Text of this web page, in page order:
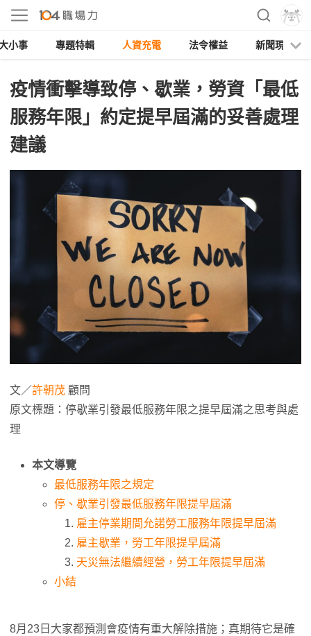
小事 專題特輯 人資充電 法令權益 新聞現場
疫情衝擊導致停、歇業，勞資「最低
服務年限」約定提早屆滿的妥善處理
建議
文／許朝茂 顧問
原文標題：停歇業引發最低服務年限之提早屆滿之思考與處
理
本文導覽
最低服務年限之規定
停、歇業引發最低服務年限提早屆滿
雇主停業期間允諾勞工服務年限提早屆滿
雇主歇業，勞工年限提早屆滿
天災無法繼續經營，勞工年限提早屆滿
小結
8月23日大家都預測會疫情有重大解除措施；真期待它是確